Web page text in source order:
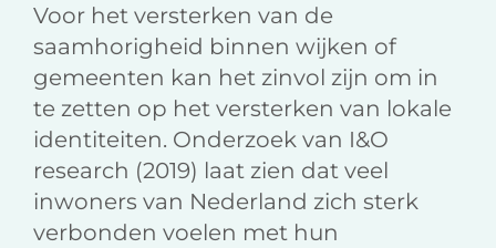
Voor het versterken van de
saamhorigheid binnen wijken of
gemeenten kan het zinvol zijn om in
te zetten op het versterken van lokale
identiteiten. Onderzoek van I&O
research (2019) laat zien dat veel
inwoners van Nederland zich sterk
verbonden voelen met hun